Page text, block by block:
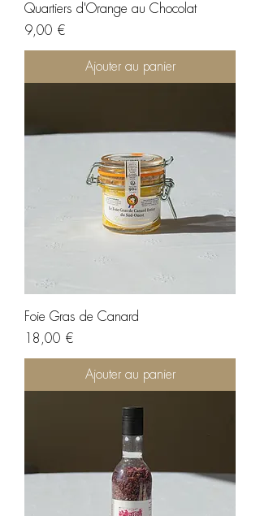
Quartiers d'Orange au Chocolat
Prix
9,00 €
Ajouter au panier
Foie Gras de Canard
Prix
18,00 €
Ajouter au panier